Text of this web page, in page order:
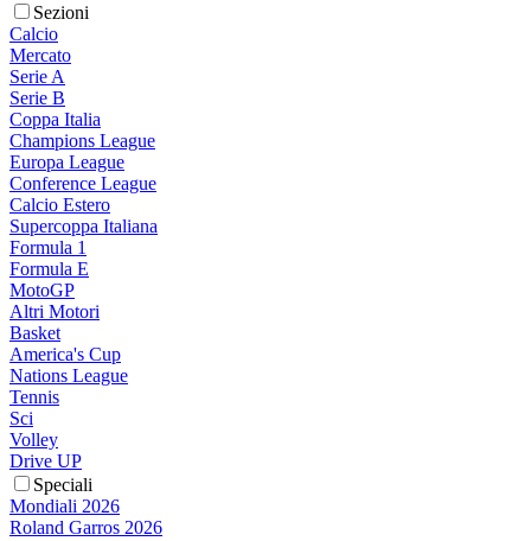
Sezioni
Calcio
Mercato
Serie A
Serie B
Coppa Italia
Champions League
Europa League
Conference League
Calcio Estero
Supercoppa Italiana
Formula 1
Formula E
MotoGP
Altri Motori
Basket
America's Cup
Nations League
Tennis
Sci
Volley
Drive UP
Speciali
Mondiali 2026
Roland Garros 2026